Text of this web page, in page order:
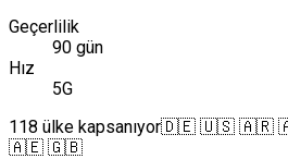
Geçerlilik
90 gün
Hız
5G
118 ülke kapsanıyor🇩🇪 🇺🇸 🇦🇷
🇦🇪 🇬🇧